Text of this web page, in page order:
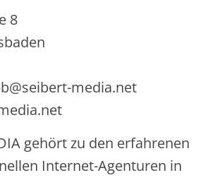
8
media.net
gehört zu den erfahrenen
Internet-Agenturen in